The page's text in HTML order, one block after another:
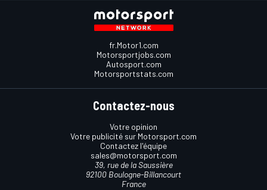
fr.Motor1.com
Motorsportjobs.com
Autosport.com
Motorsportstats.com
Contactez-nous
Votre opinion
Votre publicité sur Motorsport.com
Contactez l'équipe
sales@motorsport.com
39, rue de la Saussière
92100 Boulogne-Billancourt
France